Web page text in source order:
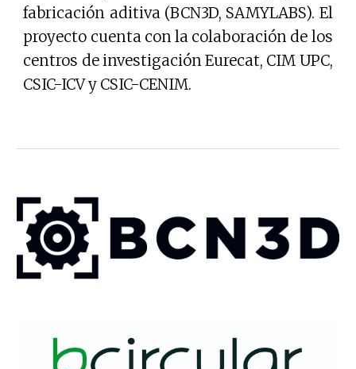
fabricación aditiva (BCN3D, SAMYLABS). El
proyecto cuenta con la colaboración de los
centros de investigación Eurecat, CIM UPC,
CSIC-ICV y CSIC-CENIM.